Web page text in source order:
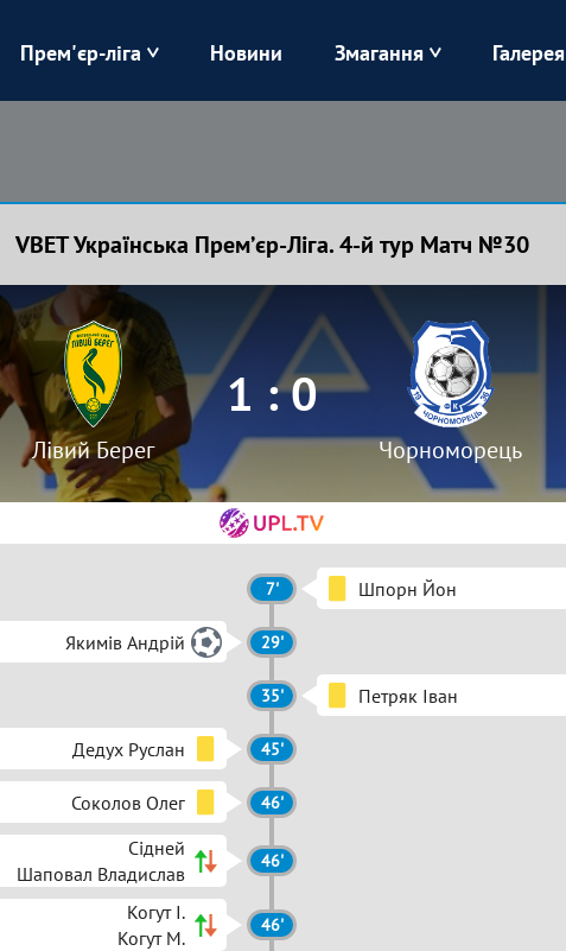
Карпати Колос
Лівий Берег
Харків Чорноморець
Прем'єр-ліга Новини Змагання Галерея
VBET Українська Премʼєр-Ліга. 4-й тур Матч №30
Лівий Берег
1 : 0
Чорноморець
7' Шпорн Йон
Якимів Андрій 29'
35' Петряк Іван
Дедух Руслан 45'
Соколов Олег 46'
Сідней
Шаповал Владислав
46'
Когут І.
Когут М.
46'